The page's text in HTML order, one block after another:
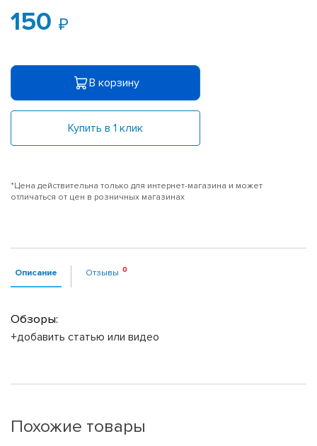
150
В корзину
Купить в 1 клик
*Цена действительна только для интернет-магазина и может
отличаться от цен в розничных магазинах
Описание Отзывы
Обзоры:
+добавить статью или видео
Похожие товары